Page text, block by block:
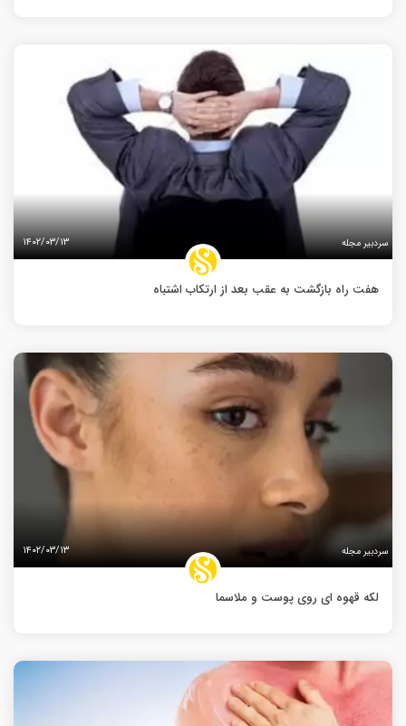
سردبیر مجله ۱۴۰۲/۰۳/۱۳
هفت راه بازگشت به عقب بعد از ارتکاب اشتباه
سردبیر مجله ۱۴۰۲/۰۳/۱۳
لکه قهوه ای روی پوست و ملاسما